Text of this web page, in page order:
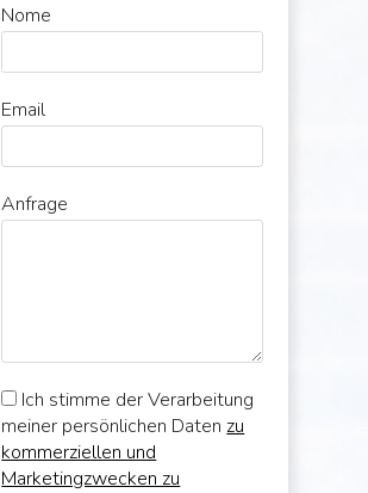
Nome
Email
Anfrage
Ich stimme der Verarbeitung
meiner persönlichen Daten zu
kommerziellen und
Marketingzwecken zu